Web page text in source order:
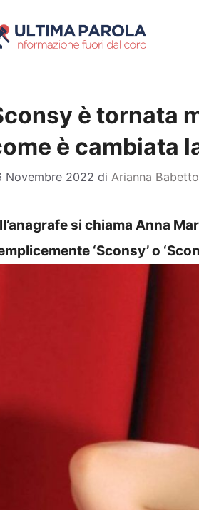
è tornata
è cambiata
Novembre 2022 di Arianna Babetto
si chiama Anna
‘Sconsy’ o